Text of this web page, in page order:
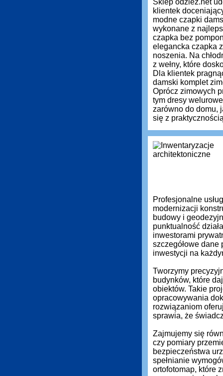
Sklep odziez.net
klientek
modne czapki
wykonane z
czapka bez
elegancka czapka
noszenia. Na
z wełny, które
Dla klientek
damski komplet
Oprócz zimowych
tym dresy
zarówno do domu,
się z
Profesjonalne
modernizacji
budowy i
punktualność
inwestorami
szczegółowe dane
inwestycji na
Tworzymy
budynków, które
obiektów. Takie
opracowywania
rozwiązaniom
sprawia, że
Zajmujemy się
czy pomiary
bezpieczeństwa
spełnianie
ortofotomap, które